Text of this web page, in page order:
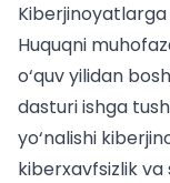
Kiberjinoyatlarga
Huquqni
o‘quv yilidan
dasturi ishga
yo‘nalishi
kiberxavfsizlik